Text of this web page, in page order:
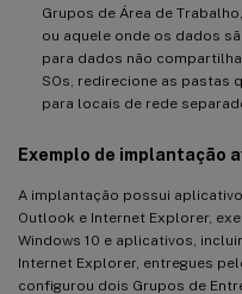
Grupos de Área de
ou aquele onde os dados
para dados não
SOs, redirecione as pastas
para locais de rede
Exemplo de implantação
A implantação possui
Outlook e Internet Explorer,
Windows 10 e aplicativos,
Internet Explorer, entregues
configurou dois Grupos de